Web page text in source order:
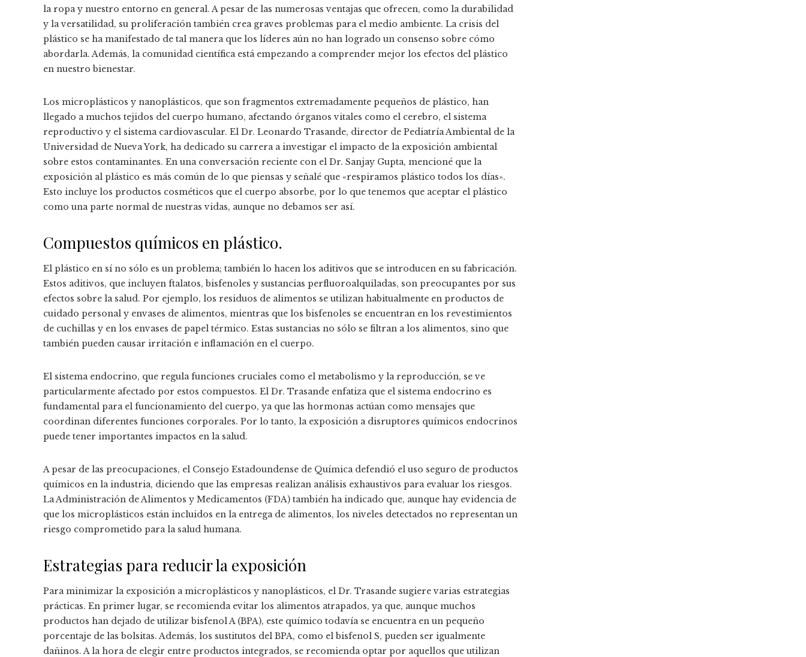
la ropa y nuestro entorno en general. A pesar de las numerosas ventajas que ofrecen, como la durabilidad
y la versatilidad, su proliferación también crea graves problemas para el medio ambiente. La crisis del
plástico se ha manifestado de tal manera que los líderes aún no han logrado un consenso sobre cómo
abordarla. Además, la comunidad científica está empezando a comprender mejor los efectos del plástico
en nuestro bienestar.
Los microplásticos y nanoplásticos, que son fragmentos extremadamente pequeños de plástico, han
llegado a muchos tejidos del cuerpo humano, afectando órganos vitales como el cerebro, el sistema
reproductivo y el sistema cardiovascular. El Dr. Leonardo Trasande, director de Pediatría Ambiental de la
Universidad de Nueva York, ha dedicado su carrera a investigar el impacto de la exposición ambiental
sobre estos contaminantes. En una conversación reciente con el Dr. Sanjay Gupta, mencioné que la
exposición al plástico es más común de lo que piensas y señalé que «respiramos plástico todos los días».
Esto incluye los productos cosméticos que el cuerpo absorbe, por lo que tenemos que aceptar el plástico
como una parte normal de nuestras vidas, aunque no debamos ser así.
Compuestos químicos en plástico.
El plástico en sí no sólo es un problema; también lo hacen los aditivos que se introducen en su fabricación.
Estos aditivos, que incluyen ftalatos, bisfenoles y sustancias perfluoroalquiladas, son preocupantes por sus
efectos sobre la salud. Por ejemplo, los residuos de alimentos se utilizan habitualmente en productos de
cuidado personal y envases de alimentos, mientras que los bisfenoles se encuentran en los revestimientos
de cuchillas y en los envases de papel térmico. Estas sustancias no sólo se filtran a los alimentos, sino que
también pueden causar irritación e inflamación en el cuerpo.
El sistema endocrino, que regula funciones cruciales como el metabolismo y la reproducción, se ve
particularmente afectado por estos compuestos. El Dr. Trasande enfatiza que el sistema endocrino es
fundamental para el funcionamiento del cuerpo, ya que las hormonas actúan como mensajes que
coordinan diferentes funciones corporales. Por lo tanto, la exposición a disruptores químicos endocrinos
puede tener importantes impactos en la salud.
A pesar de las preocupaciones, el Consejo Estadoundense de Química defendió el uso seguro de productos
químicos en la industria, diciendo que las empresas realizan análisis exhaustivos para evaluar los riesgos.
La Administración de Alimentos y Medicamentos (FDA) también ha indicado que, aunque hay evidencia de
que los microplásticos están incluidos en la entrega de alimentos, los niveles detectados no representan un
riesgo comprometido para la salud humana.
Estrategias para reducir la exposición
Para minimizar la exposición a microplásticos y nanoplásticos, el Dr. Trasande sugiere varias estrategias
prácticas. En primer lugar, se recomienda evitar los alimentos atrapados, ya que, aunque muchos
productos han dejado de utilizar bisfenol A (BPA), este químico todavía se encuentra en un pequeño
porcentaje de las bolsitas. Además, los sustitutos del BPA, como el bisfenol S, pueden ser igualmente
dañinos. A la hora de elegir entre productos integrados, se recomienda optar por aquellos que utilizan